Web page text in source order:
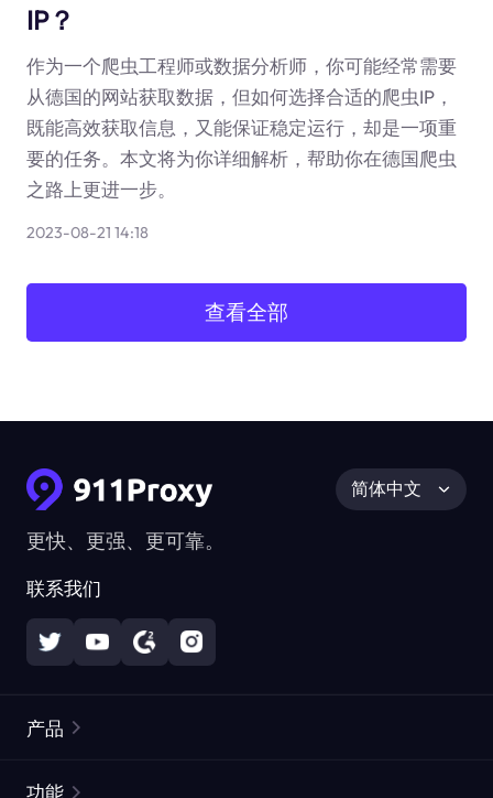
IP？
作为一个爬虫工程师或数据分析师，你可能经常需要
从德国的网站获取数据，但如何选择合适的爬虫IP，
既能高效获取信息，又能保证稳定运行，却是一项重
要的任务。本文将为你详细解析，帮助你在德国爬虫
之路上更进一步。
2023-08-21 14:18
查看全部
更快、更强、更可靠。
联系我们
简体中文
产品
功能